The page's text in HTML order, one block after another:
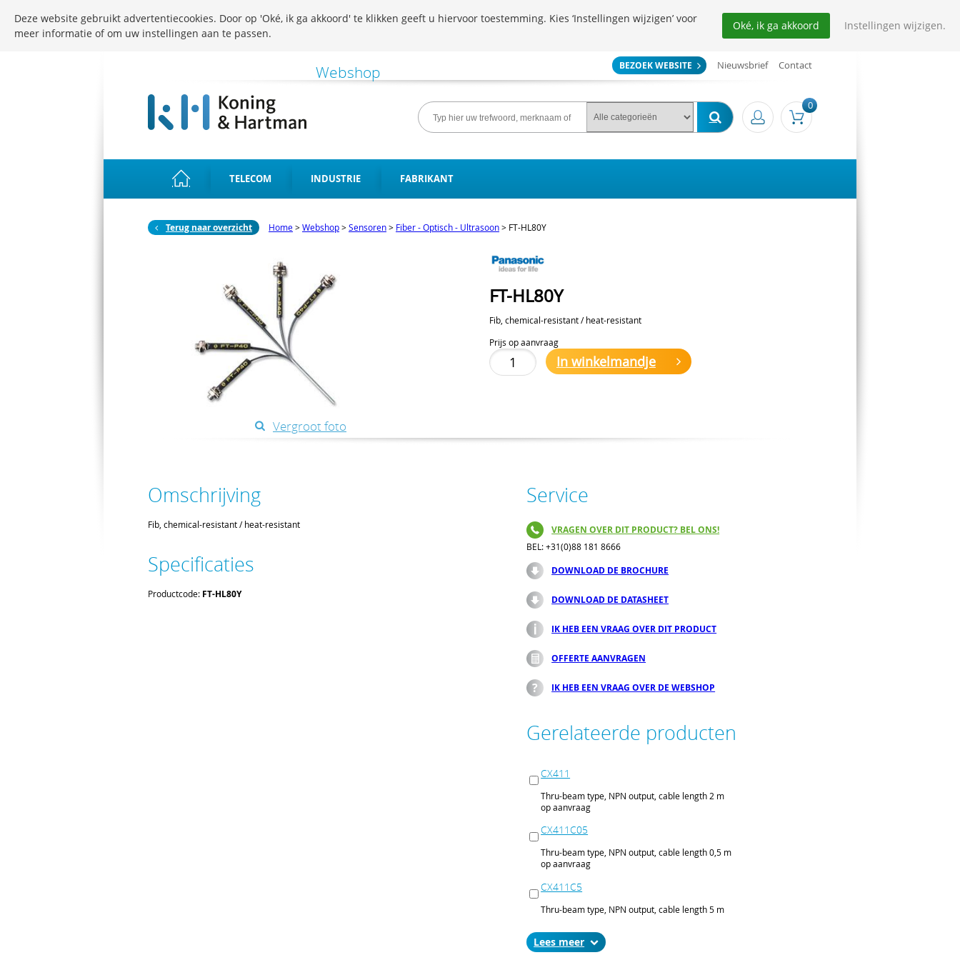
BEZOEK WEBSITE Nieuwsbrief Contact
0
TELECOM INDUSTRIE FABRIKANT
Terug naar overzicht Home>Webshop>Sensoren> Fiber - Optisch - Ultrasoon> FT-HL80Y
Vergroot foto
FT-HL80Y
Fib, chemical-resistant / heat-resistant
Prijs op aanvraag
In winkelmandje
Omschrijving
Fib, chemical-resistant / heat-resistant
Specificaties
Productcode: FT-HL80Y
Service
VRAGEN OVER DIT PRODUCT? BEL ONS!
BEL: +31(0)88 181 8666
DOWNLOAD DE BROCHURE
DOWNLOAD DE DATASHEET
IK HEB EEN VRAAG OVER DIT PRODUCT
OFFERTE AANVRAGEN
IK HEB EEN VRAAG OVER DE WEBSHOP
Gerelateerde producten
CX411
Thru-beam type, NPN output, cable length 2 m
op aanvraag
CX411C05
Thru-beam type, NPN output, cable length 0,5 m
op aanvraag
CX411C5
Thru-beam type, NPN output, cable length 5 m
CX411J
Lees
Deze website gebruikt advertentiecookies. Door op 'Oké, ik ga akkoord' te klikken geeft u hiervoor toestemming. Kies ‘Instellingen wijzigen’ voor
meer informatie of om uw instellingen aan te passen.
Oké, ik ga akkoord Instellingen wijzigen.